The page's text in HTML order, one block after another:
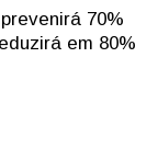
70%
em 80%